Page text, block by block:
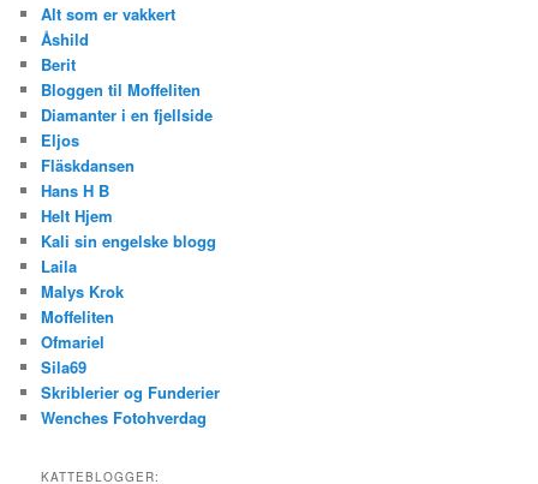
Alt som er vakkert
Åshild
Berit
Bloggen til Moffeliten
Diamanter i en fjellside
Eljos
Fläskdansen
Hans H B
Helt Hjem
Kali sin engelske blogg
Laila
Malys Krok
Moffeliten
Ofmariel
Sila69
Skriblerier og Funderier
Wenches Fotohverdag
KATTEBLOGGER: